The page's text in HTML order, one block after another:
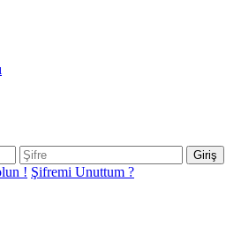
Giriş
! Şifremi Unuttum ?